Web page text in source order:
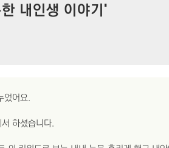
내인생 이야기'
었어요.
하셨습니다.